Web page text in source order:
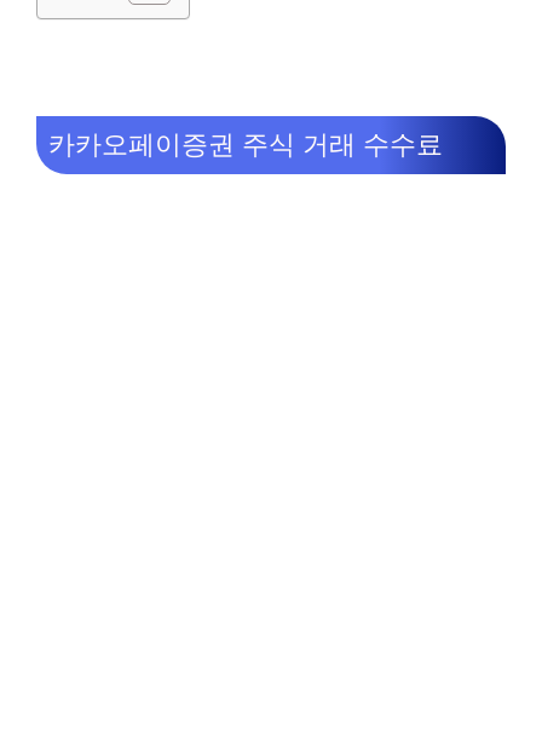
카카오페이증권 주식 거래 수수료